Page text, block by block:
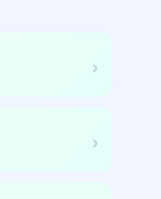
›
›